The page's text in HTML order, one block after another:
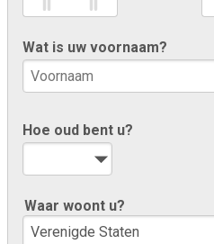
Wat is uw voornaam?
Hoe oud bent u?
Waar woont u?